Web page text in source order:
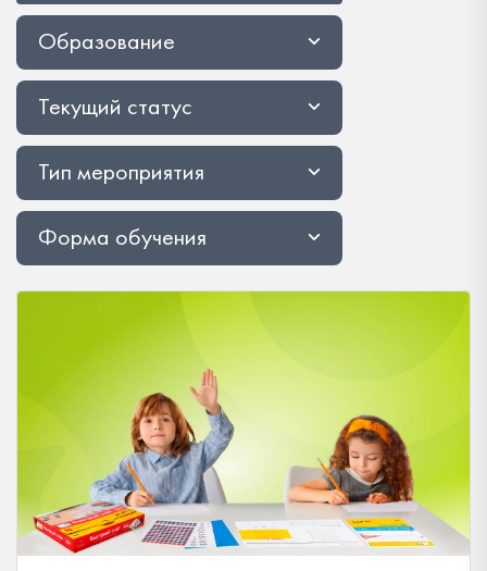
Образование
Текущий статус
Тип мероприятия
Форма обучения